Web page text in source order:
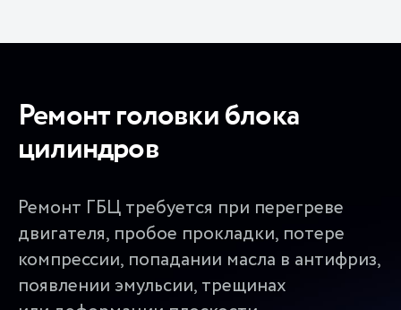
Ремонт головки блока
цилиндров
Ремонт ГБЦ требуется при перегреве
двигателя, пробое прокладки, потере
компрессии, попадании масла в антифриз,
появлении эмульсии, трещинах